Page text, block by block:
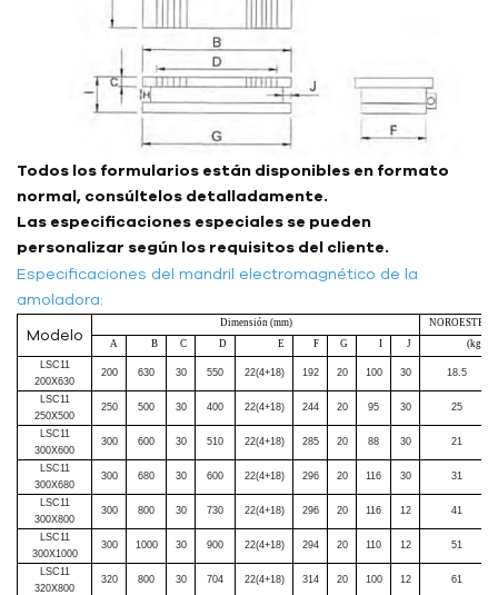
Todos los formularios están disponibles en formato
normal, consúltelos detalladamente.
Las especificaciones especiales se pueden
personalizar según los requisitos del cliente.
Especificaciones del mandril electromagnético de la
amoladora:
Modelo
Dimensión (mm)
NOROESTE
A
B C D E F G I J
(kg)
LSC11
200X630
200 630 30 550 22(4+18) 192 20 100 30 18.5
LSC11
250X500
250 500 30 400 22(4+18) 244 20 95 30 25
LSC11
300X600
300 600 30 510 22(4+18) 285 20 88 30 21
LSC11
300X680
300 680 30 600 22(4+18) 296 20 116 30 31
LSC11
300X800
300 800 30 730 22(4+18) 296 20 116 12 41
LSC11
300X1000
300 1000 30 900 22(4+18) 294 20 110 12 51
LSC11
320X800
320 800 30 704 22(4+18) 314 20 100 12 61